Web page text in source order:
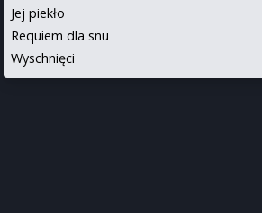
Jej piekło
Requiem dla snu
Wyschnięci